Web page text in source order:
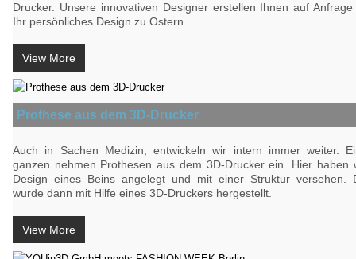
Drucker. Unsere innovativen Designer erstellen Ihnen auf
Ihr persönliches Design zu Ostern.
View More
Prothese aus dem 3D-Drucker
Auch in Sachen Medizin, entwickeln wir intern immer weiter.
ganzen nehmen Prothesen aus dem 3D-Drucker ein. Hier haben
Design eines Beins angelegt und mit einer Struktur versehen.
wurde dann mit Hilfe eines 3D-Druckers hergestellt.
View More